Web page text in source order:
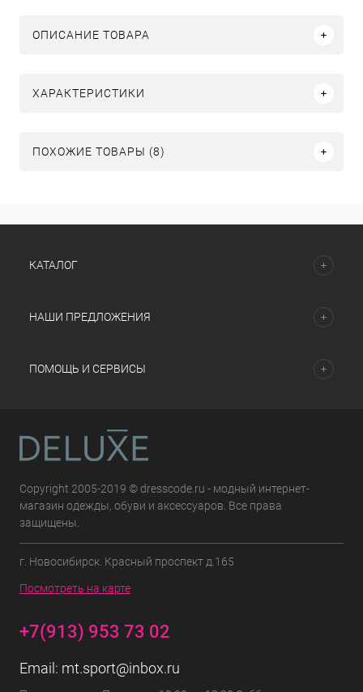
ОПИСАНИЕ ТОВАРА
ХАРАКТЕРИСТИКИ
ПОХОЖИЕ ТОВАРЫ (8)
КАТАЛОГ
НАШИ ПРЕДЛОЖЕНИЯ
ПОМОЩЬ И СЕРВИСЫ
Copyright 2005-2019 © dresscode.ru - модный интернет-
магазин одежды, обуви и аксессуаров. Все права
защищены.
г. Новосибирск. Красный проспект д.165
Посмотреть на карте
+7(913) 953 73 02
Email: mt.sport@inbox.ru